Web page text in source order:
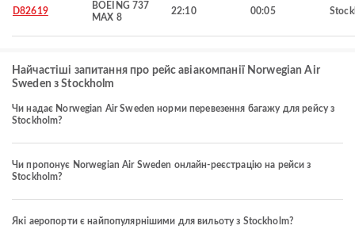
D82619
BOEING 737
MAX 8
22:10 00:05
Найчастіші запитання про рейс авіакомпанії Norwegian Air
Sweden з Stockholm
Чи надає Norwegian Air Sweden норми перевезення багажу для рейсу з
Stockholm?
Чи пропонує Norwegian Air Sweden онлайн-реєстрацію на рейси з
Stockholm?
Які аеропорти є найпопулярнішими для вильоту з Stockholm?